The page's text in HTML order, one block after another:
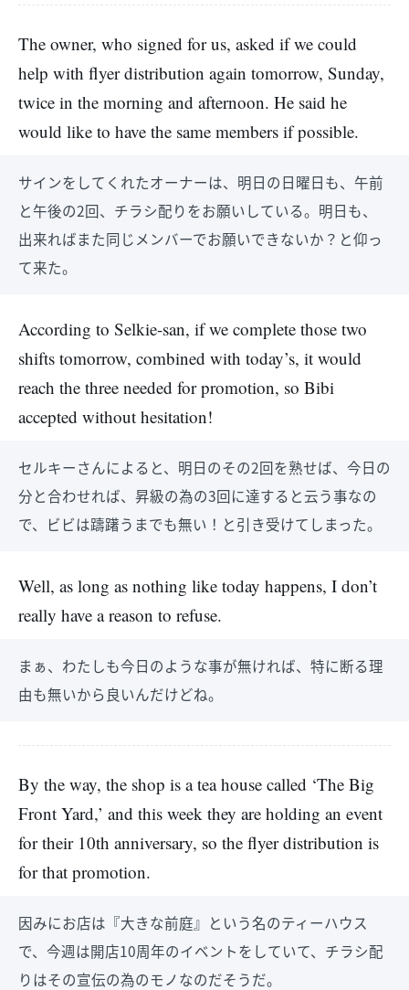
The owner, who signed for us, asked if we could
help with flyer distribution again tomorrow, Sunday,
twice in the morning and afternoon. He said he
would like to have the same members if possible.
サインをしてくれたオーナーは、明日の日曜日も、午前
と午後の2回、チラシ配りをお願いしている。明日も、
出来ればまた同じメンバーでお願いできないか？と仰っ
て来た。
According to Selkie-san, if we complete those two
shifts tomorrow, combined with today’s, it would
reach the three needed for promotion, so Bibi
accepted without hesitation!
セルキーさんによると、明日のその2回を熟せば、今日の
分と合わせれば、昇級の為の3回に達すると云う事なの
で、ビビは躊躇うまでも無い！と引き受けてしまった。
Well, as long as nothing like today happens, I don’t
really have a reason to refuse.
まぁ、わたしも今日のような事が無ければ、特に断る理
由も無いから良いんだけどね。
By the way, the shop is a tea house called ‘The Big
Front Yard,’ and this week they are holding an event
for their 10th anniversary, so the flyer distribution is
for that promotion.
因みにお店は『大きな前庭』という名のティーハウス
で、今週は開店10周年のイベントをしていて、チラシ配
りはその宣伝の為のモノなのだそうだ。